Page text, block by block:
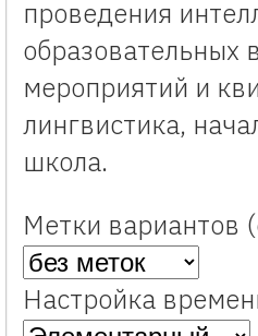
проведения
образовательных
мероприятий и
лингвистика,
школа.
Метки вариантов
Настройка